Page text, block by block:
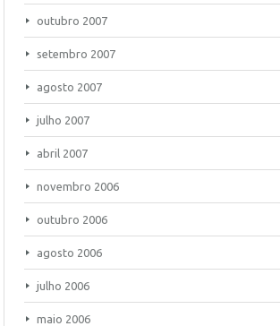
outubro 2007
setembro 2007
agosto 2007
julho 2007
abril 2007
novembro 2006
outubro 2006
agosto 2006
julho 2006
maio 2006